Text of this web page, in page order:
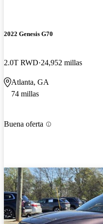
2022 Genesis G70
2.0T RWD 24,952 millas
Atlanta, GA
74 millas
Buena oferta